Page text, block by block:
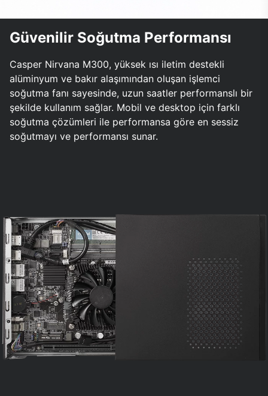
Güvenilir Soğutma Performansı
Casper Nirvana M300, yüksek ısı iletim destekli
alüminyum ve bakır alaşımından oluşan işlemci
soğutma fanı sayesinde, uzun saatler performanslı bir
şekilde kullanım sağlar. Mobil ve desktop için farklı
soğutma çözümleri ile performansa göre en sessiz
soğutmayı ve performansı sunar.